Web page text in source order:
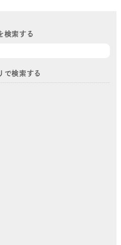
検索する
で検索する